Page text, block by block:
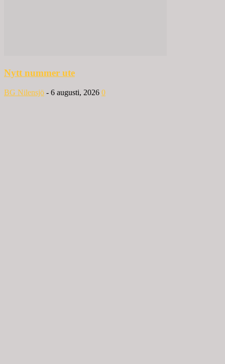
Nytt nummer ute
BG Nilensjö - 6 augusti, 2026 0